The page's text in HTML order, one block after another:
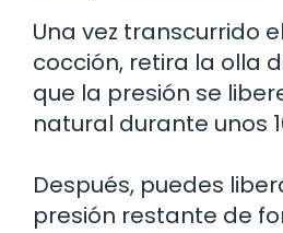
Una vez transcurrido
cocción, retira la olla
que la presión se
natural durante unos
Después, puedes
presión restante de